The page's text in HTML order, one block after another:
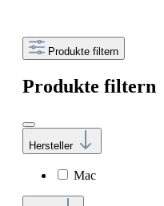
Produkte filtern
Produkte filtern
Hersteller
Mac